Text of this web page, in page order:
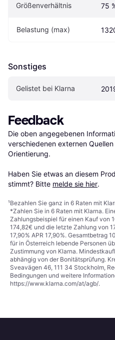
Größenverhältnis 75
Belastung (max)
Sonstiges
Gelistet bei Klarna
Feedback
Die oben angegebenen
verschiedenen externen
Orientierung.
Haben Sie etwas an diesem
stimmt? Bitte melde sie hier.
¹Bezahlen Sie ganz in 6 Raten mit
*Zahlen Sie in 6 Raten mit Klarna.
Zahlungsbeispiel für einen Kauf von
174,82€ und die letzte Zahlung von
17,90% APR 17,90%. Gesamtbetrag
für in Österreich lebende Personen
Zustimmung von Klarna.
abhängig von der Bonitätsprüfung.
Sveavägen 46, 111 34 Stockholm,
Bedingungen und weitere
https://www.klarna.com/at/agb/.